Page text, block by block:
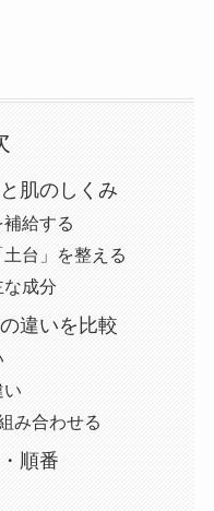
肌のしくみ
給する
台」を整える
な成分
違いを比較
い
み合わせる
順番